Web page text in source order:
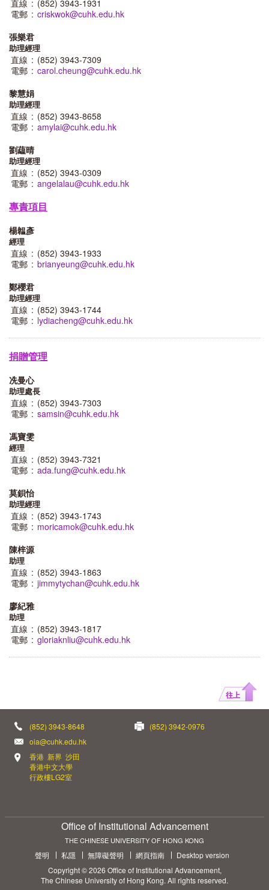
直線 : (852) 3943-1931
電郵 : criskwok@cuhk.edu.hk
張樂君
助理經理
直線 : (852) 3943-7309
電郵 : carol.cheung@cuhk.edu.hk
黎慧娟
助理經理
直線 : (852) 3943-8658
電郵 : amylai@cuhk.edu.hk
劉藴晴
助理經理
直線 : (852) 3943-0309
電郵 : angelalau@cuhk.edu.hk
專責項目
楊韞彥
經理
直線 : (852) 3943-1933
電郵 : brianyeung@cuhk.edu.hk
鄭櫻君
助理經理
直線 : (852) 3943-1744
電郵 : lydiacheng@cuhk.edu.hk
捐贈管理
冼曼心
助理處長
直線 : (852) 3943-7303
電郵 : samsin@cuhk.edu.hk
馮寶雯
經理
直線 : (852) 3943-7321
電郵 : ada.fung@cuhk.edu.hk
莫鋇怡
助理經理
直線 : (852) 3943-1743
電郵 : moricamok@cuhk.edu.hk
陳梓源
助理
直線 : (852) 3943-1863
電郵 : jimmytychan@cuhk.edu.hk
廖紀雅
助理
直線 : (852) 3943-1817
電郵 : gloriaknliu@cuhk.edu.hk
往上
(852) 3943-8648
(852) 3942-0976
oia@cuhk.edu.hk
香港 新界 沙田
香港中文大學
行政樓LG2室
Office of Institutional Advancement
THE CHINESE UNIVERSITY OF HONG KONG
聲明 私隱 無障礙聲明 網頁指南
Desktop version
Copyright © 2026 Office of Institutional Advancement,
The Chinese University of Hong Kong. All rights reserved.